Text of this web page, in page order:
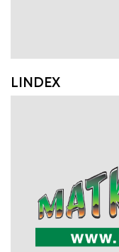
LINDEX